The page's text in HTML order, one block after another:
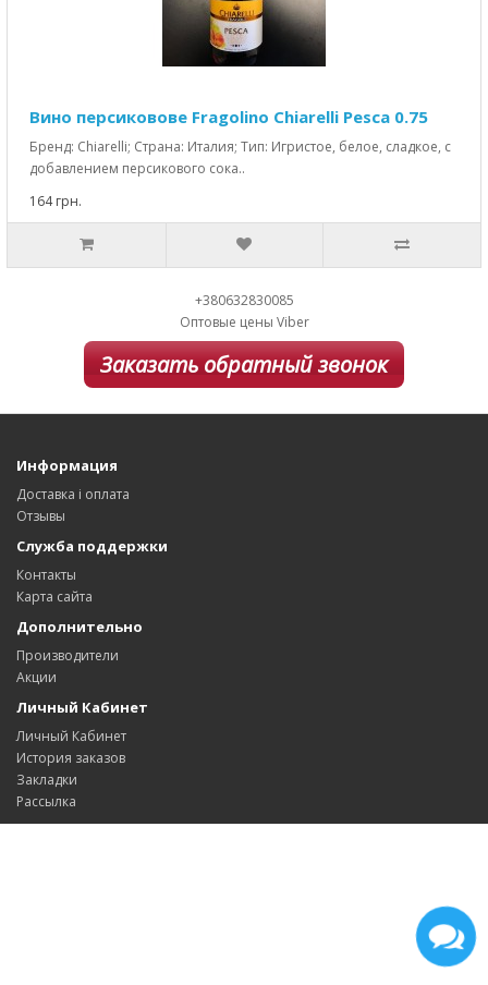
Вино персиковове Fragolino Chiarelli Pesca 0.75
Бренд: Chiarelli; Страна: Италия; Тип: Игристое, белое, сладкое, с
добавлением персикового сока..
164 грн.
+380632830085
Оптовые цены Viber
Заказать обратный звонок
Информация
Доставка і оплата
Отзывы
Служба поддержки
Контакты
Карта сайта
Дополнительно
Производители
Акции
Личный Кабинет
Личный Кабинет
История заказов
Закладки
Рассылка